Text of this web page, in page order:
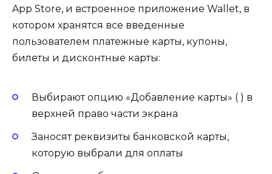
App Store, и встроенное приложение Wallet, в
котором хранятся все введенные
пользователем платежные карты, купоны,
билеты и дисконтные карты:
Выбирают опцию «Добавление карты» ( ) в
верхней право части экрана
Заносят реквизиты банковской карты,
которую выбрали для оплаты